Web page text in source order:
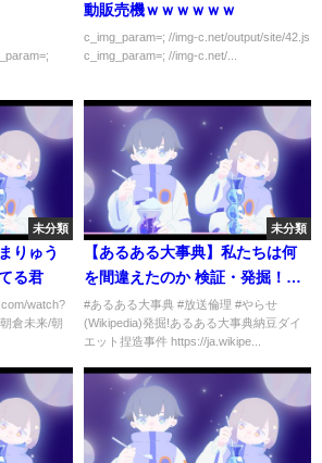
動販売機ｗｗｗｗｗｗ
c_img_param=; //img-c.net/output/site/42.js
c_img_param=; //img-c.net/...
未分類
りゅう
る君
watch?
倉未来/朝
未分類
【あるある大事典】私たちは何
を間違えたのか 検証・発掘！あ
るある大事典
#あるある大事典 #放送倫理 #やらせ
(Wikipedia)発掘!あるある大事典納豆ダイ
エット捏造事件 https://ja.wikipe...